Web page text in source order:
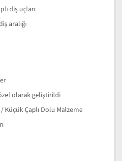
diş uçları
aralığı
olarak geliştirildi
Çaplı Dolu Malzeme